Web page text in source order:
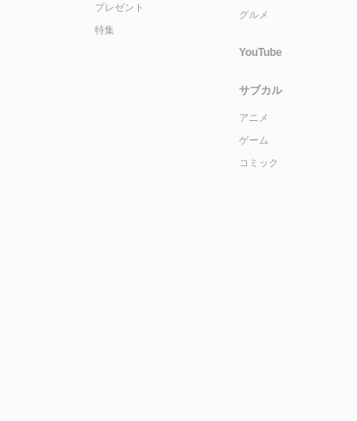
プレゼント
特集
グルメ
YouTube
サブカル
アニメ
ゲーム
コミック